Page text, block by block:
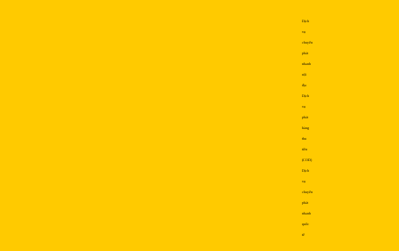
Dịch
vụ
chuyển
phát
nhanh
nội
địa
Dịch
vụ
phát
hàng
thu
tiền
(COD)
Dịch
vụ
chuyển
phát
nhanh
quốc
tế